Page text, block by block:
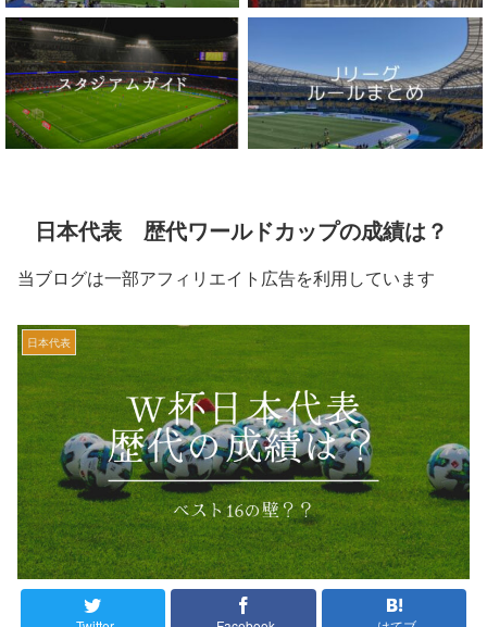
日本代表 歴代ワールドカップの成績は？
当ブログは一部アフィリエイト広告を利用しています
日本代表